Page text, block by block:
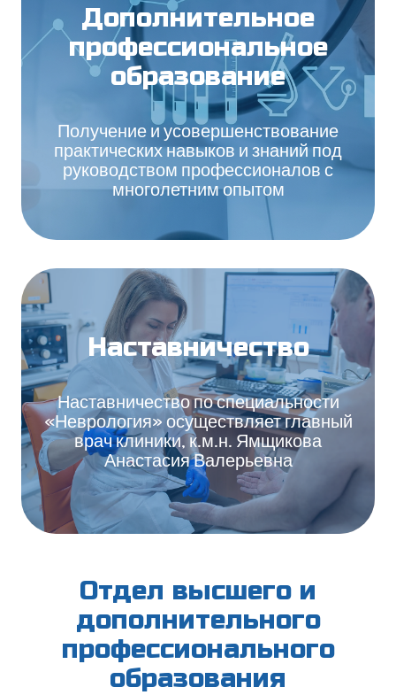
Дополнительное
профессиональное
образование
Получение и усовершенствование
практических навыков и знаний под
руководством профессионалов с
многолетним опытом
Наставничество
Наставничество по специальности
«Неврология» осуществляет главный
врач клиники, к.м.н. Ямщикова
Анастасия Валерьевна
Отдел высшего и
дополнительного
профессионального
образования